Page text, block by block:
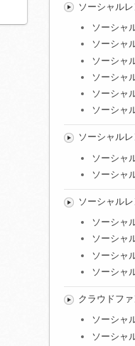
ソーシャル
ソーシャ
ソーシャ
ソーシャ
ソーシャ
ソーシャ
ソーシャ
ソーシャル
ソーシャ
ソーシャ
ソーシャル
ソーシャ
ソーシャ
ソーシャ
ソーシャ
クラウドフ
ソーシャ
ソーシャ